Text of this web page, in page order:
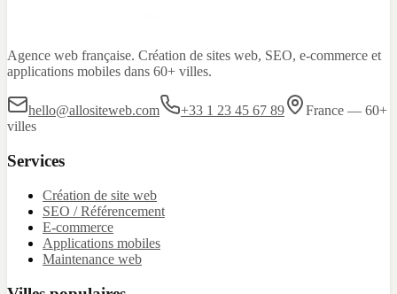
Agence web française. Création de sites web, SEO, e-commerce et
applications mobiles dans 60+ villes.
hello@allositeweb.com +33 1 23 45 67 89
France — 60+
villes
Services
Création de site web
SEO / Référencement
E-commerce
Applications mobiles
Maintenance web